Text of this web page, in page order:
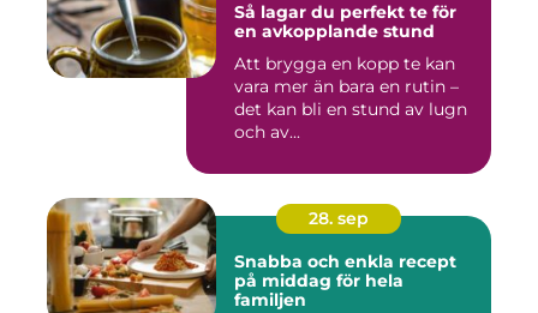
Så lagar du perfekt te för
en avkopplande stund
Att brygga en kopp te kan
vara mer än bara en rutin –
det kan bli en stund av lugn
och av...
28. sep
Snabba och enkla recept
på middag för hela
familjen